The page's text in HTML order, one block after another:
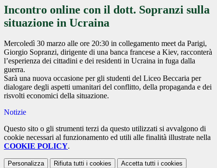
Incontro online con il dott. Sopranzi sulla
situazione in Ucraina
Mercoledì 30 marzo alle ore 20:30 in collegamento meet da Parigi,
Giorgio Sopranzi, dirigente di una banca francese a Kiev, racconterà
l’esperienza dei cittadini e dei residenti in Ucraina in fuga dalla
guerra.
Sarà una nuova occasione per gli studenti del Liceo Beccaria per
dialogare degli aspetti umanitari del conflitto, della propaganda e dei
risvolti economici della situazione.
Notizie
Questo sito o gli strumenti terzi da questo utilizzati si avvalgono di
cookie necessari al funzionamento ed utili alle finalità illustrate nella
COOKIE POLICY.
Personalizza Rifiuta tutti i cookies Accetta tutti i cookies